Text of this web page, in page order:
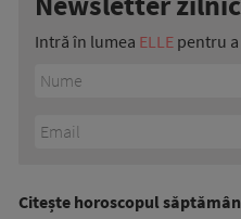
Intră în lumea ELLE pentru
Citește horoscopul